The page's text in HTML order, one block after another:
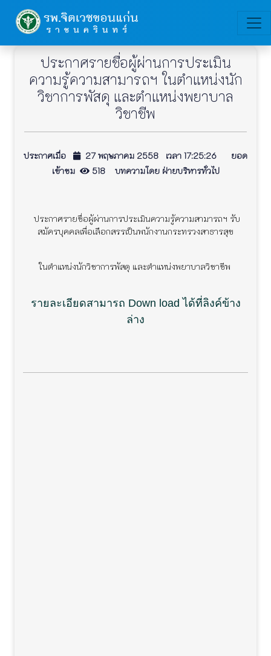
ประกาศรายชื่อผู้ผ่านการประเมิน
ความรู้ความสามารถฯ ในตำแหน่งนัก
วิชาการพัสดุ และตำแหน่งพยาบาล
วิชาชีพ
ประกาศเมื่อ
27 พฤษภาคม 2558 เวลา 17:25:26 ยอด
เข้าชม
518 บทความโดย ฝ่ายบริหารทั่วไป
ประกาศรายชื่อผู้ผ่านการประเมินความรู้ความสามารถฯ รับ
สมัครบุคคลเพื่อเลือกสรรเป็นพนักงานกระทรวงสาธารสุข
ในตำแหน่งนักวิชาการพัสดุ และตำแหน่งพยาบาลวิชาชีพ
รายละเอียดสามารถ Down load ได้ที่ลิงค์ข้าง
ล่าง